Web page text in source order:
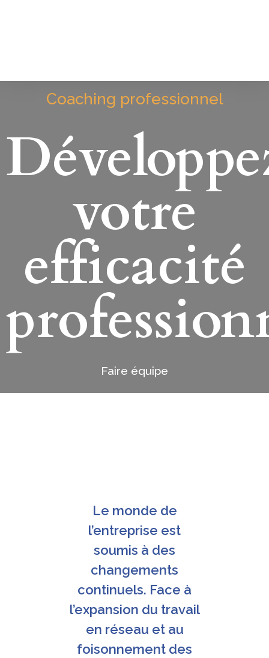
Coaching professionnel
votre
efficacité
Faire équipe
Le monde de
l’entreprise est
soumis à des
changements
continuels. Face à
l’expansion du travail
en réseau et au
foisonnement des